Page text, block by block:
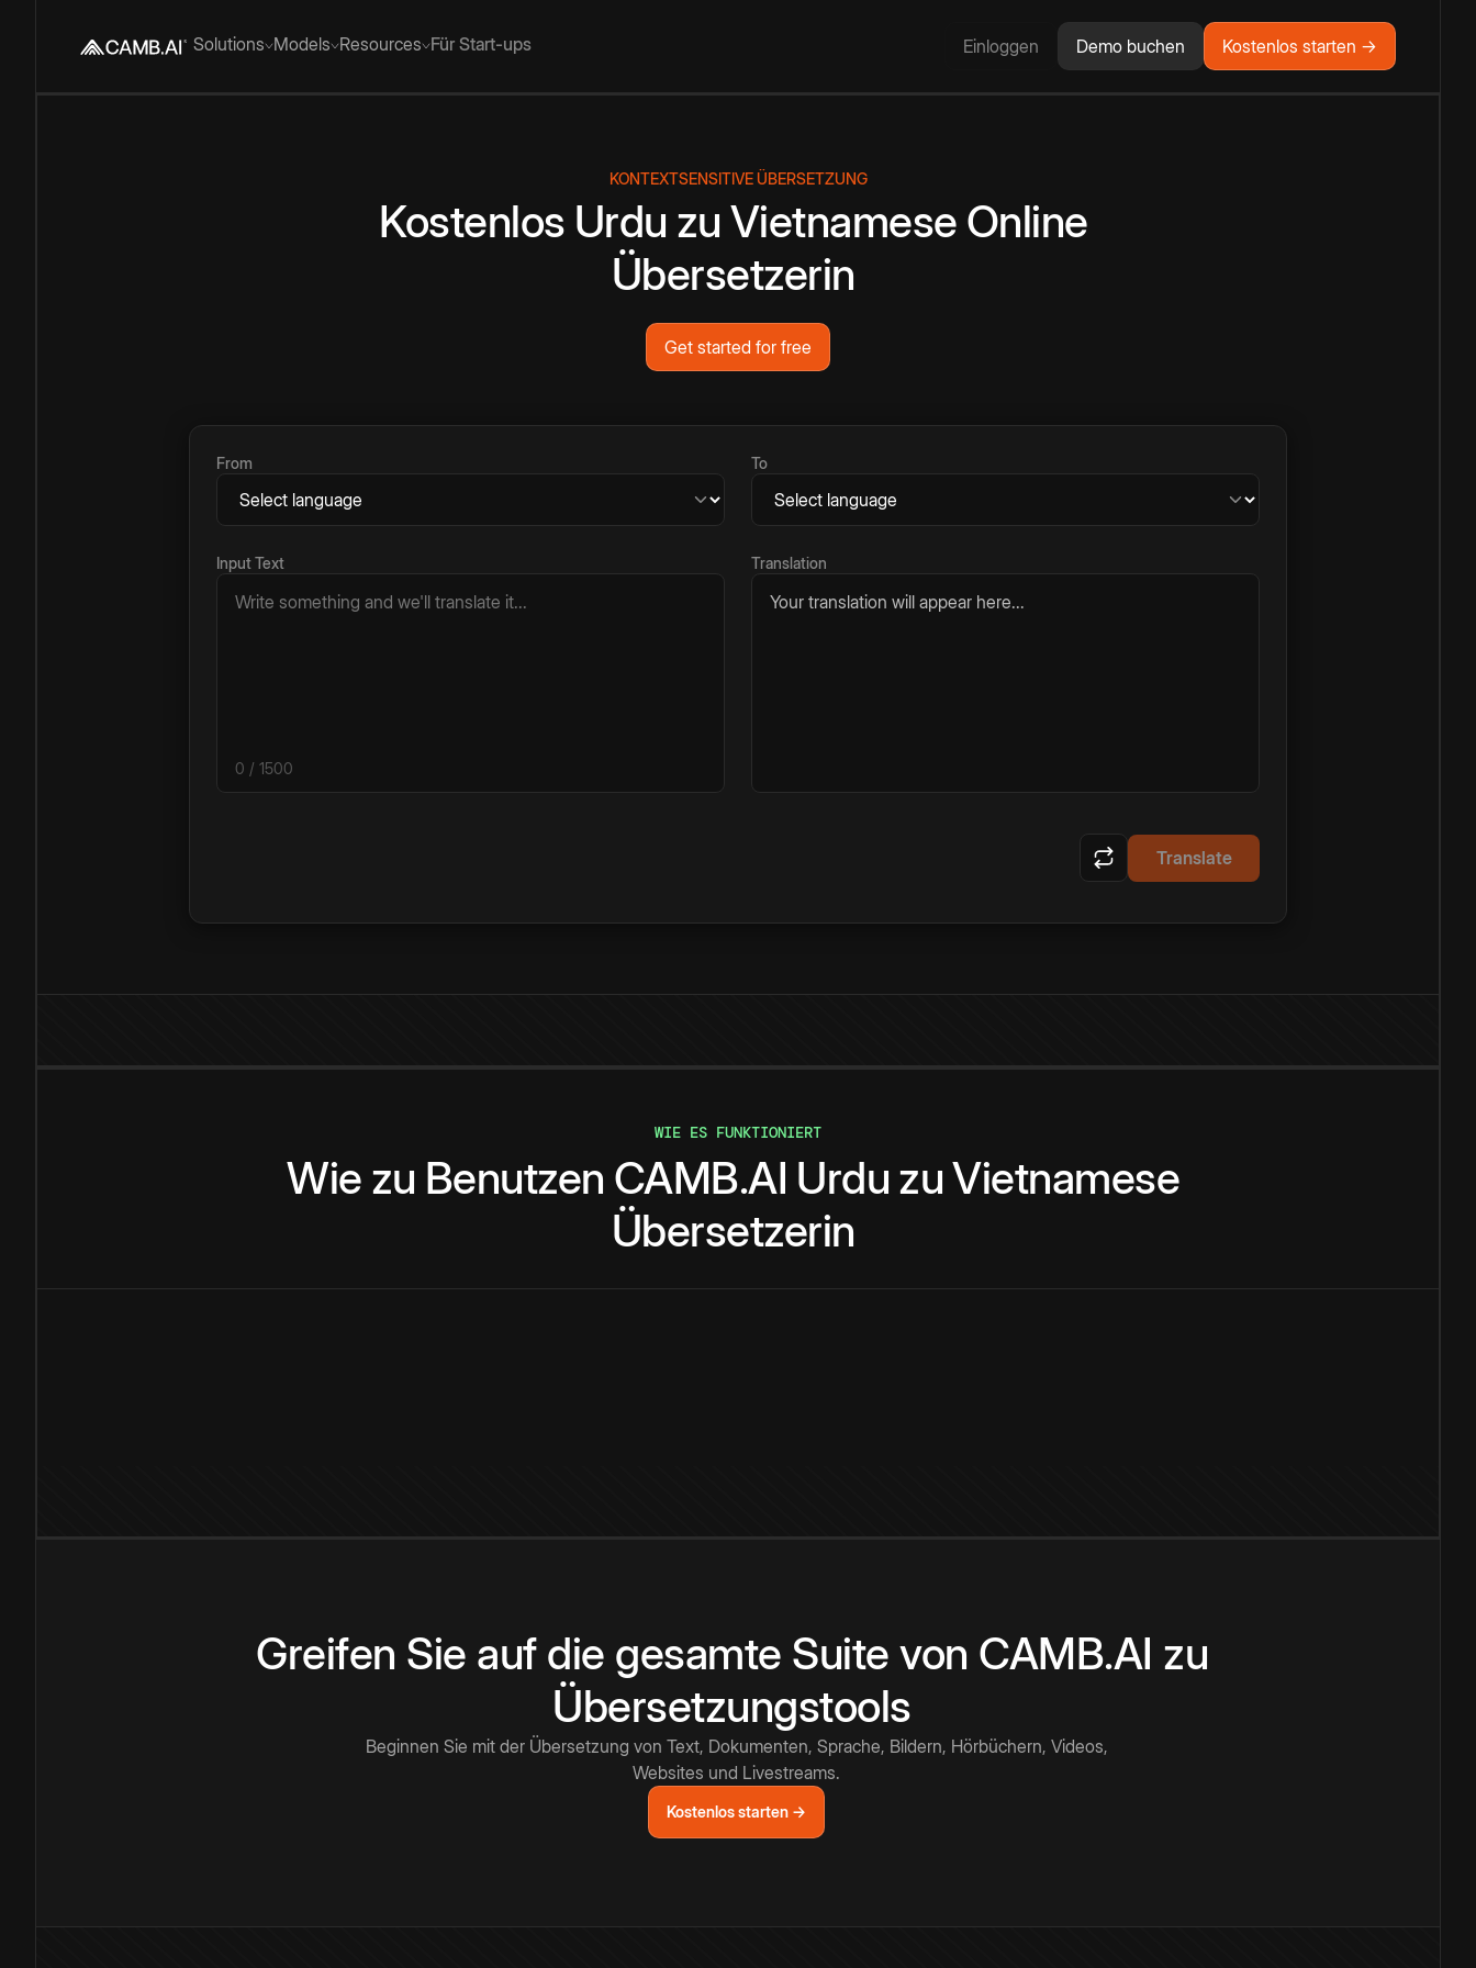
Solutions Models Resources Für Start-ups Einloggen Demo buchen Kostenlos starten →
KONTEXTSENSITIVE ÜBERSETZUNG
Kostenlos Urdu zu Vietnamese Online
Übersetzerin
Get started for free
From To
Input Text
0 / 1500
Translation
Your translation will appear here...
Translate
WIE ES FUNKTIONIERT
Wie zu Benutzen CAMB.AI Urdu zuVietnamese
Übersetzerin
Greifen Sie auf die gesamte Suite von CAMB.AI zu
Übersetzungstools
Beginnen Sie mit der Übersetzung von Text, Dokumenten, Sprache, Bildern, Hörbüchern, Videos,
Websites und Livestreams.
Kostenlos starten →